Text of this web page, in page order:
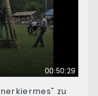
00:50:29
zu